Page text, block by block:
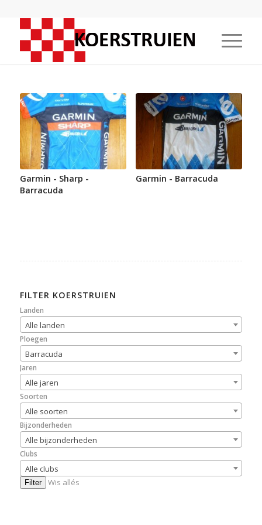
Garmin - Sharp -
Barracuda
Garmin - Barracuda
FILTER KOERSTRUIEN
Landen
Alle landen
Ploegen
Barracuda
Jaren
Alle jaren
Soorten
Alle soorten
Bijzonderheden
Alle bijzonderheden
Clubs
Alle clubs
Filter Wis allés